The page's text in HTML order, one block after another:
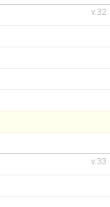
v.32
v.33